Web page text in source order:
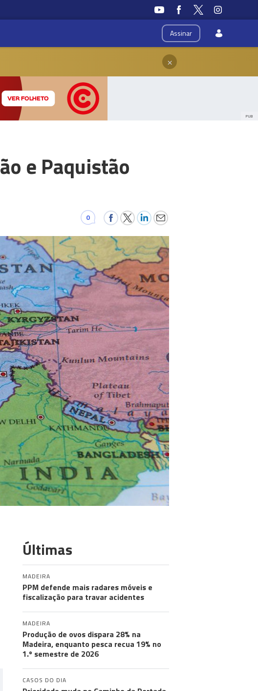
Assinar
×
PUB
e Paquistão
0
Últimas
MADEIRA
PPM defende mais radares móveis e
fiscalização para travar acidentes
MADEIRA
Produção de ovos dispara 28% na
Madeira, enquanto pesca recua 19% no
1.º semestre de 2026
CASOS DO DIA